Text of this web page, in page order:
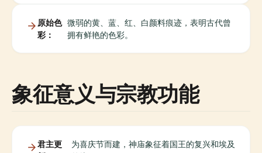
原始色
彩：
微弱的黄、蓝、红、白颜料痕迹，表明古代曾
拥有鲜艳的色彩。
象征意义与宗教功能
君主更
为喜庆节而建，神庙象征着国王的复兴和埃及